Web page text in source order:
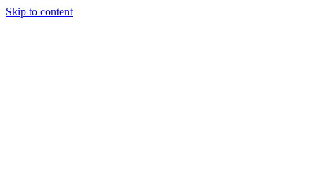
Skip to content